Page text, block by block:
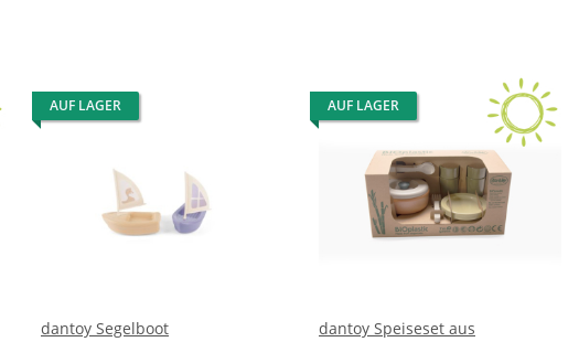
AUF LAGER
dantoy Segelboot
AUF LAGER
dantoy Speiseset aus